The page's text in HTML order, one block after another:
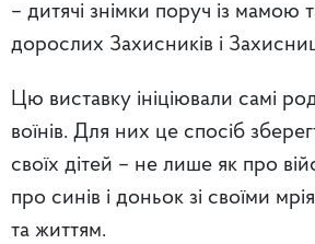
– дитячі знімки поруч із мамою
дорослих Захисників і
Цю виставку ініціювали самі
воїнів. Для них це спосіб
своїх дітей – не лише як про
про синів і доньок зі своїми
та життям.